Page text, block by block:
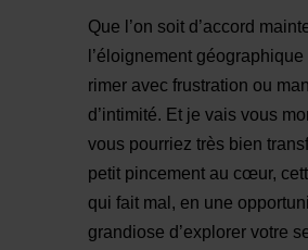
Que l’on soit d’accord
l’éloignement
rimer avec frustration ou
d’intimité. Et je vais vous
vous pourriez très bien
petit pincement au cœur,
qui fait mal, en une
grandiose d’explorer votre